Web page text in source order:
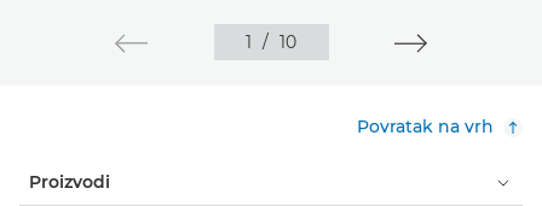
1 / 10
Povratak na vrh
Proizvodi